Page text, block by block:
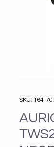
SKU: 164-